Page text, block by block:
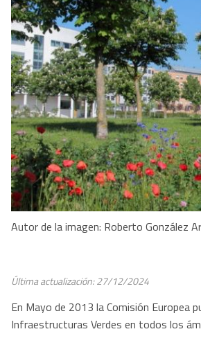
Autor de la imagen: Roberto González
Última actualización: 27/12/2024
En Mayo de 2013 la Comisión Europea
Infraestructuras Verdes en todos los